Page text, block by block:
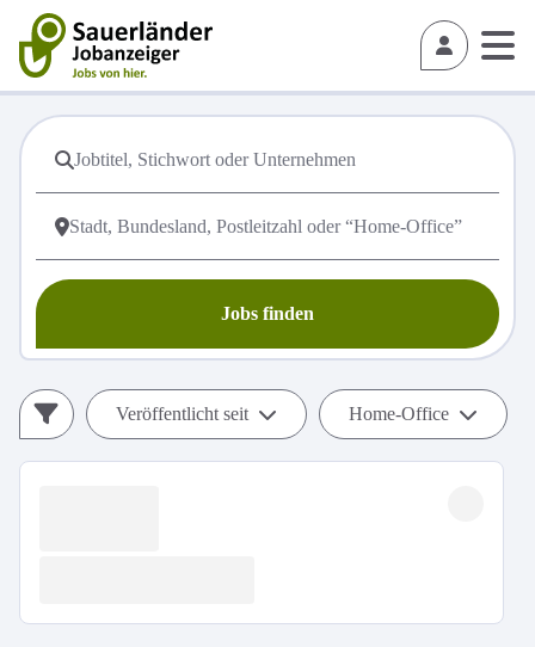
Jobs finden
Veröffentlicht seit Home-Office